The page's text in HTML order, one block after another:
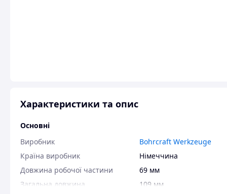
Характеристики та опис
Основні
Виробник
Bohrcraft Werkzeuge
Країна виробник
Німеччина
Довжина робочої частини
69 мм
Загальна довжина
109 мм